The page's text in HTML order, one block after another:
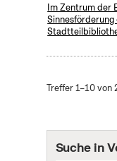
Im Zentrum der
Treffer 1–10 von
Suche in